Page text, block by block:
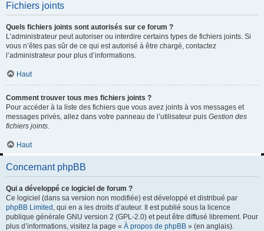
Fichiers joints
Quels fichiers joints sont autorisés sur ce forum ?
L’administrateur peut autoriser ou interdire certains types de fichiers joints. Si
vous n’êtes pas sûr de ce qui est autorisé à être chargé, contactez
l’administrateur pour plus d’informations.
Haut
Comment trouver tous mes fichiers joints ?
Pour accéder à la liste des fichiers que vous avez joints à vos messages et
messages privés, allez dans votre panneau de l’utilisateur puis Gestion des
fichiers joints.
Haut
Concernant phpBB
Qui a développé ce logiciel de forum ?
Ce logiciel (dans sa version non modifiée) est développé et distribué par
phpBB Limited , qui en a les droits d’auteur. Il est publié sous la licence
publique générale GNU version 2 (GPL-2.0) et peut être diffusé librement. Pour
plus d’informations, visitez la page « À propos de phpBB » (en anglais).